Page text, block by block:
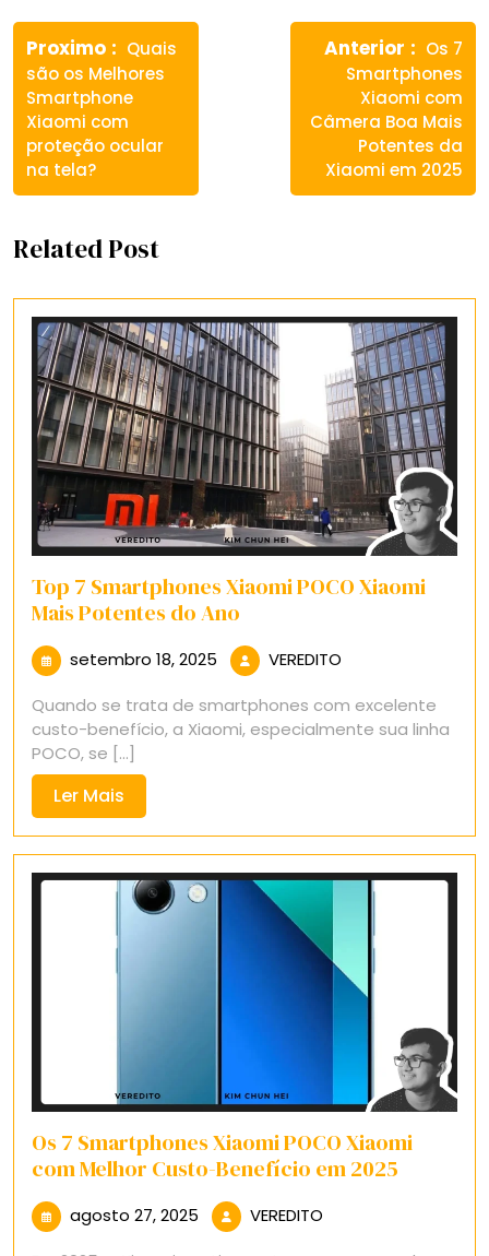
Navegação
de
Post
Proximo
Previous
post:
Quais
são os Melhores
Smartphone
Xiaomi com
proteção ocular
na tela?
Anterior
Next
post:
Os 7
Smartphones
Xiaomi com
Câmera Boa Mais
Potentes da
Xiaomi em 2025
Related Post
Top 7 Smartphones Xiaomi POCO Xiaomi
Mais Potentes do Ano
setembro 18, 2025 setembro
2025
VEREDITO
Quando se trata de smartphones com excelente
custo-benefício, a Xiaomi, especialmente sua linha
POCO, se [...]
Ler Mais
Mais
Os 7 Smartphones Xiaomi POCO Xiaomi
com Melhor Custo-Benefício em 2025
agosto 27, 2025 agostoVEREDITO